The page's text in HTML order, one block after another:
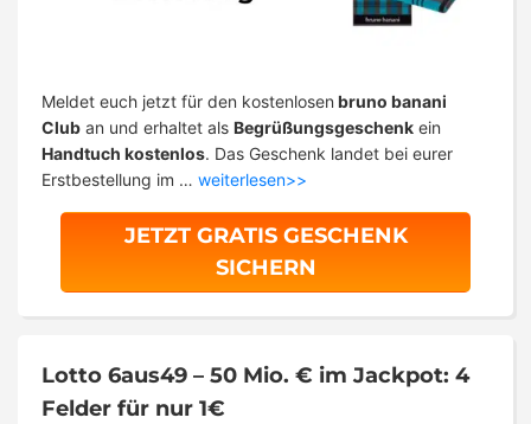
Meldet euch jetzt für den kostenlosen bruno banani
Club an und erhaltet als Begrüßungsgeschenk ein
Handtuch kostenlos. Das Geschenk landet bei eurer
Erstbestellung im … weiterlesen>>
JETZT GRATIS GESCHENK
SICHERN
Lotto 6aus49 – 50 Mio. € im Jackpot: 4
Felder für nur 1€